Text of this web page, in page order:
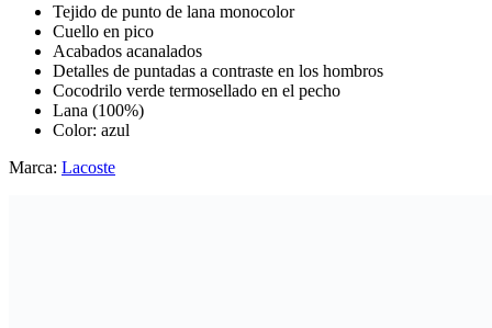
Tejido de punto de lana monocolor
Cuello en pico
Acabados acanalados
Detalles de puntadas a contraste en los hombros
Cocodrilo verde termosellado en el pecho
Lana (100%)
Color: azul
Marca: Lacoste